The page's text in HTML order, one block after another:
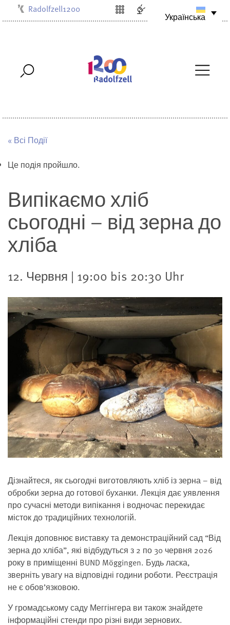
Musikschule
Stadtbibliothek
Villa Bosch
Radolfzell1200
Українська
« Всі Події
Це подія пройшло.
Випікаємо хліб
сьогодні – від зерна до
хліба
12. Червня | 19:00 bis 20:30 Uhr
Дізнайтеся, як сьогодні виготовляють хліб із зерна – від
обробки зерна до готової буханки. Лекція дає уявлення
про сучасні методи випікання і водночас перекидає
місток до традиційних технологій.
Лекція доповнює виставку та демонстраційний сад “Від
зерна до хліба”, які відбудуться з 2 по 30 червня 2026
року в приміщенні BUND Möggingen. Будь ласка,
зверніть увагу на відповідні години роботи. Реєстрація
не є обов’язковою.
У громадському саду Меггінгера ви також знайдете
інформаційні стенди про різні види зернових.